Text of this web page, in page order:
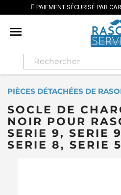
PAR CARTE BANCAIRE

PIÈCES DÉTACHÉES DE
SOCLE DE
NOIR POUR
SERIE 9, SERIE
SERIE 8, SERIE 5